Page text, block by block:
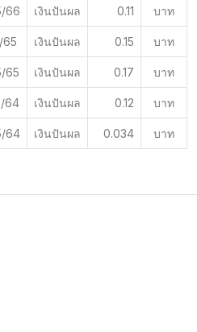
66 เงินปันผล 0.11 บาท
เงินปันผล 0.15 บาท
65 เงินปันผล 0.17 บาท
64 เงินปันผล 0.12 บาท
64 เงินปันผล 0.034 บาท